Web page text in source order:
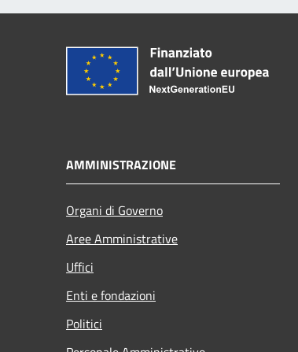
AMMINISTRAZIONE
Organi di Governo
Aree Amministrative
Uffici
Enti e fondazioni
Politici